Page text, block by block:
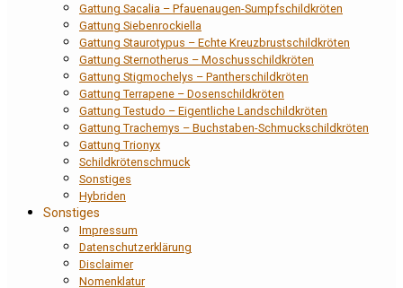
Gattung Sacalia – Pfauenaugen-Sumpfschildkröten
Gattung Siebenrockiella
Gattung Staurotypus – Echte Kreuzbrustschildkröten
Gattung Sternotherus – Moschusschildkröten
Gattung Stigmochelys – Pantherschildkröten
Gattung Terrapene – Dosenschildkröten
Gattung Testudo – Eigentliche Landschildkröten
Gattung Trachemys – Buchstaben-Schmuckschildkröten
Gattung Trionyx
Schildkrötenschmuck
Sonstiges
Hybriden
Sonstiges
Impressum
Datenschutzerklärung
Disclaimer
Nomenklatur